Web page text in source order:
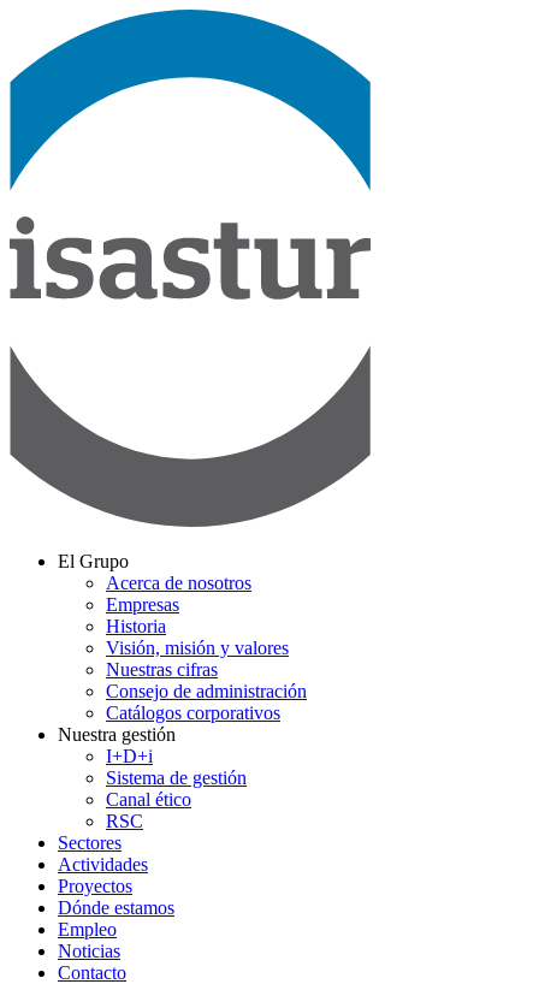
El Grupo
Acerca de nosotros
Empresas
Historia
Visión, misión y valores
Nuestras cifras
Consejo de administración
Catálogos corporativos
Nuestra gestión
I+D+i
Sistema de gestión
Canal ético
RSC
Sectores
Actividades
Proyectos
Dónde estamos
Empleo
Noticias
Contacto